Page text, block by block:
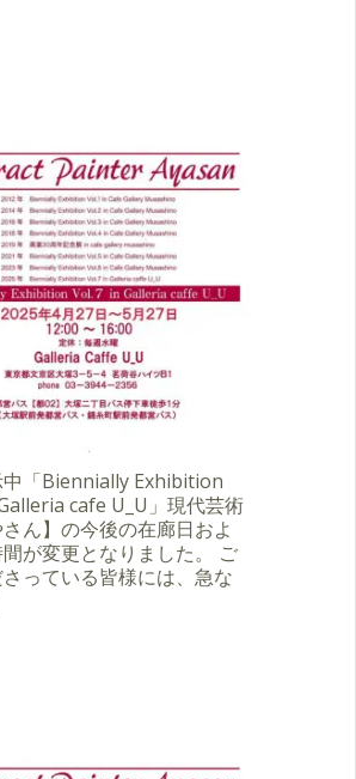
中「Biennially Exhibition
cafe U_U」現代芸術
ん】の今後の在廊日およ
が変更となりました。 ご
っている皆様には、急な